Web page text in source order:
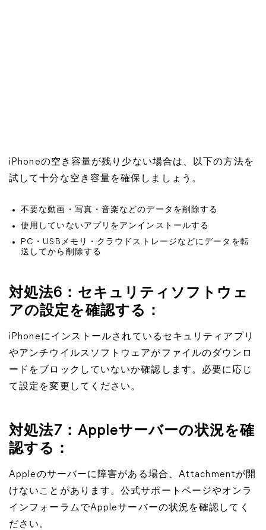
iPhoneの空き容量が残り少ない場合は、以下の方法を
試して十分な空き容量を確保しましょう。
不要な動画・写真・音楽などのデータを削除する
使用していないアプリをアンインストールする
PC・USBメモリ・クラウドストレージなどにデータを転
送してから削除する
対処法6：セキュリティソフトウェ
アの設定を確認する：
iPhoneにインストールされているセキュリティアプリ
やアンチウイルスソフトウェアがファイルのダウンロ
ードをブロックしていないか確認します。必要に応じ
て設定を変更してください。
対処法7：Appleサーバーの状況を確
認する：
Appleのサーバーに障害がある場合、Attachmentが開
けないことがあります。公式サポートページやオンラ
インフォーラムでAppleサーバーの状況を確認してく
ださい。